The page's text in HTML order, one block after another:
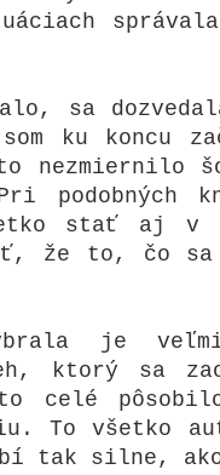
sa
ku koncu
nezmiernilo
stať aj v
že to, čo
je
ktorý sa
celé
To všetko
tak silne,